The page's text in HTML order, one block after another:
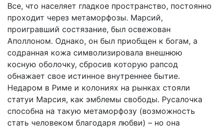
Все, что населяет гладкое пространство, постоянно
проходит через метаморфозы. Марсий,
проигравший состязание, был освежован
Аполлоном. Однако, он был приобщен к богам, а
содранная кожа символизировала внешнюю
косную оболочку, сбросив которую рапсод
обнажает свое истинное внутреннее бытие.
Недаром в Риме и колониях на рынках стояли
статуи Марсия, как эмблемы свободы. Русалочка
способна на такую метаморфозу (возможность
стать человеком благодаря любви) – но она